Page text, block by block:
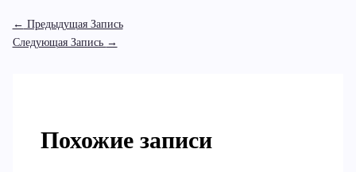
← Предыдущая Запись
Следующая Запись →
Похожие записи